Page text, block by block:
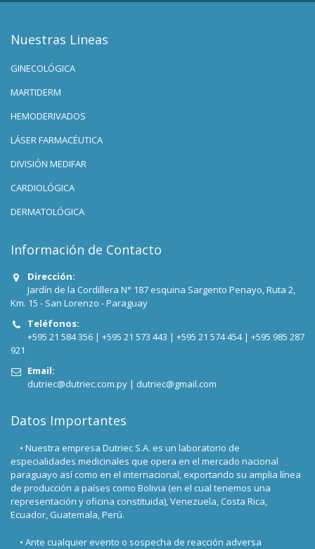
Nuestras Lineas
GINECOLÓGICA
MARTIDERM
HEMODERIVADOS
LÁSER FARMACÉUTICA
DIVISIÓN MEDIFAR
CARDIOLÓGICA
DERMATOLÓGICA
Información de Contacto
Dirección:
Jardín de la Cordillera N° 187 esquina Sargento Penayo, Ruta 2,
Km. 15 - San Lorenzo - Paraguay
Teléfonos:
+595 21 584 356 | +595 21 573 443 | +595 21 574 454 | +595 985 287
921
Email:
dutriec@dutriec.com.py | dutriec@gmail.com
Datos Importantes
• Nuestra empresa Dutriec S.A. es un laboratorio de
especialidades medicinales que opera en el mercado nacional
paraguayo así como en el internacional, exportando su amplia línea
de producción a países como Bolivia (en el cual tenemos una
representación y oficina constituida), Venezuela, Costa Rica,
Ecuador, Guatemala, Perú.
• Ante cualquier evento o sospecha de reacción adversa